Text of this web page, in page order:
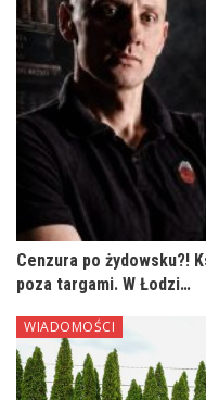
Cenzura po żydowsku?!
poza targami. W Łodzi…
WIADOMOŚCI